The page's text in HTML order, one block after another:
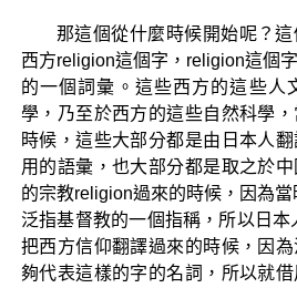
那這個從什麼時候開始呢？
西方religion這個字，religion這個
的一個詞彙。這些西方的這些人
學，乃至於西方的這些自然科學
時候，這些大部分都是由日本人
用的語彙，也大部分都是取之於
的宗教religion過來的時候，因為
泛指基督教的一個指稱，所以日
把西方信仰翻譯過來的時候，因
夠代表這樣的字的名詞，所以就